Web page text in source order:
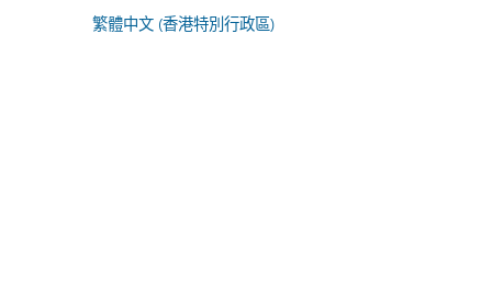
繁體中文 (香港特別行政區)